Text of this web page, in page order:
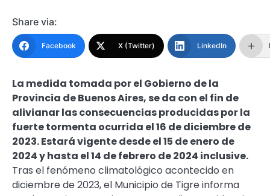
Share via:
Facebook X (Twitter) LinkedIn
La medida tomada por el Gobierno de la
Provincia de Buenos Aires, se da con el fin de
alivianar las consecuencias producidas por la
fuerte tormenta ocurrida el 16 de diciembre de
2023. Estará vigente desde el 15 de enero de
2024 y hasta el 14 de febrero de 2024 inclusive.
Tras el fenómeno climatológico acontecido en
diciembre de 2023, el Municipio de Tigre informa